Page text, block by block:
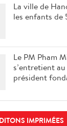
La ville de
les enfants de
Le PM Pham
s’entretient
président
IMPRIMÉES